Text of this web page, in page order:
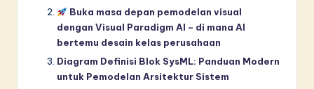
Buka masa depan pemodelan visual
dengan Visual Paradigm AI – di mana AI
bertemu desain kelas perusahaan
Diagram Definisi Blok SysML: Panduan Modern
untuk Pemodelan Arsitektur Sistem